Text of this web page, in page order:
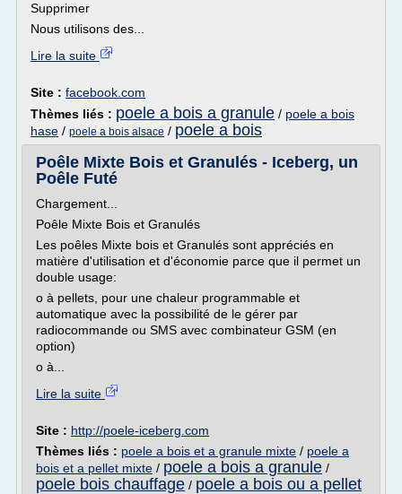
Supprimer
Nous utilisons des...
Lire la suite
Site : facebook.com
Thèmes liés : poele a bois a granule / poele a bois
hase / poele a bois alsace / poele a bois
Poêle Mixte Bois et Granulés - Iceberg, un
Poêle Futé
Chargement...
Poêle Mixte Bois et Granulés
Les poêles Mixte bois et Granulés sont appréciés en
matière d'utilisation et d'économie parce que il permet un
double usage:
o à pellets, pour une chaleur programmable et
automatique avec la possibilité de le gérer par
radiocommande ou SMS avec combinateur GSM (en
option)
o à...
Lire la suite
Site : http://poele-iceberg.com
Thèmes liés : poele a bois et a granule mixte / poele a
bois et a pellet mixte / poele a bois a granule /
poele bois chauffage / poele a bois ou a pellet